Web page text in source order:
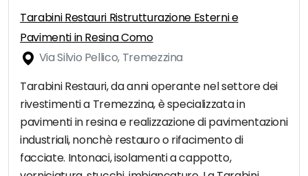
Tarabini Restauri Ristrutturazione Esterni e
Pavimenti in Resina Como
Via Silvio Pellico, Tremezzina
Tarabini Restauri, da anni operante nel settore dei
rivestimenti a Tremezzina, è specializzata in
pavimenti in resina e realizzazione di pavimentazioni
industriali, nonchè restauro o rifacimento di
facciate. Intonaci, isolamenti a cappotto,